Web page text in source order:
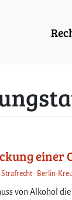
Strafrecht - Berlin-
von Alkohol